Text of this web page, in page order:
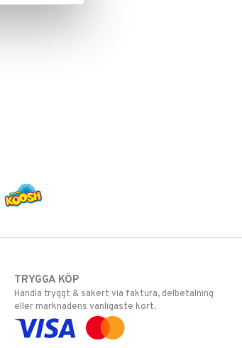
TRYGGA KÖP
Handla tryggt & säkert via faktura, delbetalning
eller marknadens vanligaste kort.